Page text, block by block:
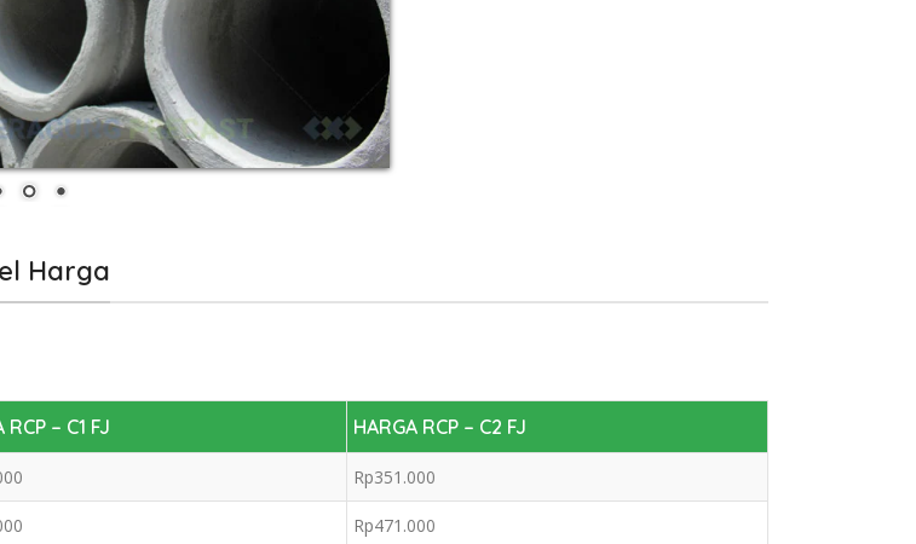
Harga
RCP – C1 FJ HARGA RCP – C2 FJ
Rp351.000
Rp471.000